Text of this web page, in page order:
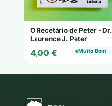
O Recetário de Peter - Dr.
Laurence J. Peter
4,00 € Muito Bom